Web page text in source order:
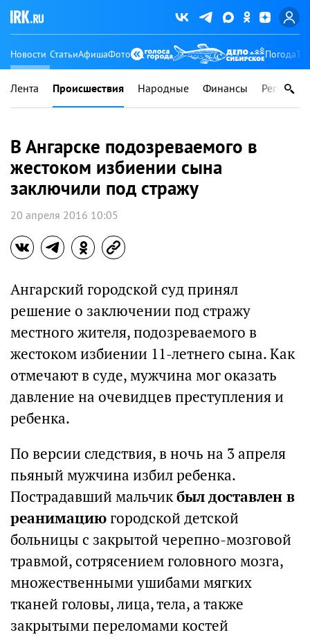
Новости СтатьиАфишаФото Погода
Лента Происшествия Народные Финансы Регионы
В Ангарске подозреваемого в
жестоком избиении сына
заключили под стражу
20 апреля 2016 10:05
Ангарский городской суд принял
решение о заключении под стражу
местного жителя, подозреваемого в
жестоком избиении 11-летнего сына. Как
отмечают в суде, мужчина мог оказать
давление на очевидцев преступления и
ребенка.
По версии следствия, в ночь на 3 апреля
пьяный мужчина избил ребенка.
Пострадавший мальчикбыл доставлен в
реанимациюгородской детской
больницы с закрытой черепно-мозговой
травмой, сотрясением головного мозга,
множественными ушибами мягких
тканей головы, лица, тела, а также
закрытыми переломами костей